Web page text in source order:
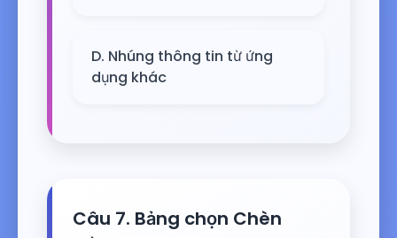
D. Nhúng thông tin từ ứng
dụng khác
Câu 7. Bảng chọn Chèn